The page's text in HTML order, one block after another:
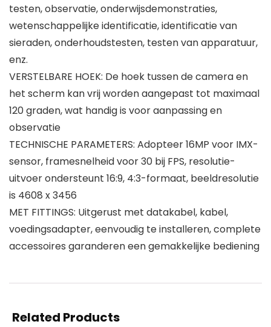
testen, observatie, onderwijsdemonstraties,
wetenschappelijke identificatie, identificatie van
sieraden, onderhoudstesten, testen van apparatuur,
enz.
VERSTELBARE HOEK: De hoek tussen de camera en
het scherm kan vrij worden aangepast tot maximaal
120 graden, wat handig is voor aanpassing en
observatie
TECHNISCHE PARAMETERS: Adopteer 16MP voor IMX-
sensor, framesnelheid voor 30 bij FPS, resolutie-
uitvoer ondersteunt 16:9, 4:3-formaat, beeldresolutie
is 4608 x 3456
MET FITTINGS: Uitgerust met datakabel, kabel,
voedingsadapter, eenvoudig te installeren, complete
accessoires garanderen een gemakkelijke bediening
Related Products